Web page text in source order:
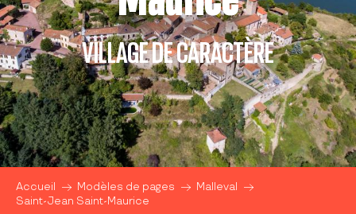
VILLAGE DE CARACTÈRE
Accueil Modèles de pages
Malleval
Saint-Jean Saint-Maurice